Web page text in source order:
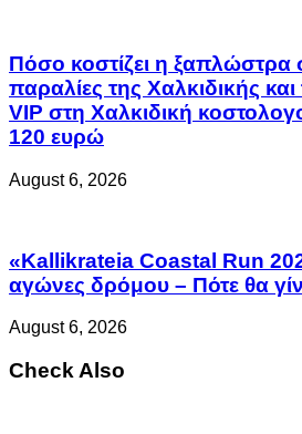
Πόσο κοστίζει η
παραλίες της Χαλκιδικής και
VIP στη Χαλκιδική
120 ευρώ
August 6, 2026
«Kallikrateia Coastal Run
αγώνες δρόμου – Πότε θα
August 6, 2026
Check Also